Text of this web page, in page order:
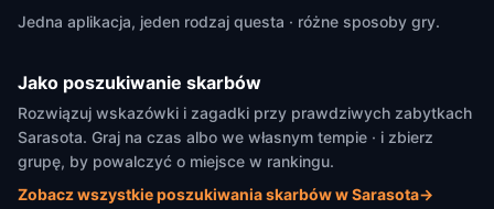
Jedna aplikacja, jeden rodzaj questa · różne sposoby gry.
Jako poszukiwanie skarbów
Rozwiązuj wskazówki i zagadki przy prawdziwych zabytkach
Sarasota. Graj na czas albo we własnym tempie · i zbierz
grupę, by powalczyć o miejsce w rankingu.
Zobacz wszystkie poszukiwania skarbów w Sarasota→